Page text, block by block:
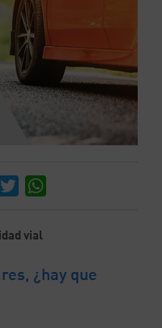
Twitter
vial
¿hay que